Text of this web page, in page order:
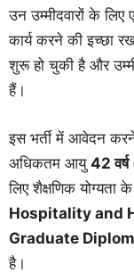
उन उम्मीदवारों के
कार्य करने की इच्छा
शुरू हो चुकी है और
हैं।
इस भर्ती में आवेदन
अधिकतम आयु 42
लिए शैक्षणिक योग्यता
Hospitality and
Graduate
है।